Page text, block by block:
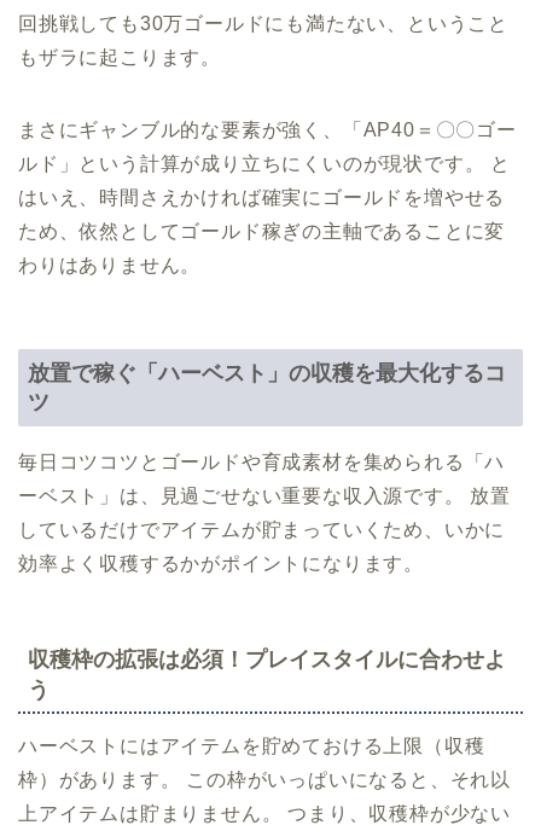
回挑戦しても30万ゴールドにも満たない、ということ
もザラに起こります。
まさにギャンブル的な要素が強く、「AP40＝〇〇ゴー
ルド」という計算が成り立ちにくいのが現状です。 と
はいえ、時間さえかければ確実にゴールドを増やせる
ため、依然としてゴールド稼ぎの主軸であることに変
わりはありません。
放置で稼ぐ「ハーベスト」の収穫を最大化するコ
ツ
毎日コツコツとゴールドや育成素材を集められる「ハ
ーベスト」は、見過ごせない重要な収入源です。 放置
しているだけでアイテムが貯まっていくため、いかに
効率よく収穫するかがポイントになります。
収穫枠の拡張は必須！プレイスタイルに合わせよ
う
ハーベストにはアイテムを貯めておける上限（収穫
枠）があります。 この枠がいっぱいになると、それ以
上アイテムは貯まりません。 つまり、収穫枠が少ない